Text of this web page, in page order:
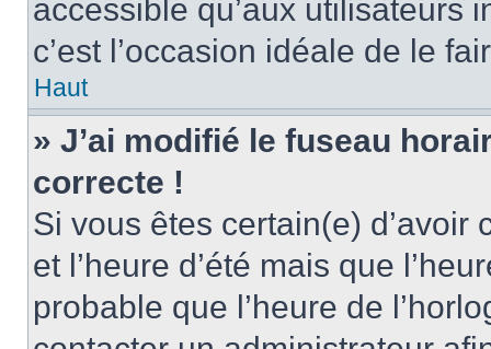
accessible qu’aux utilisateurs
c’est l’occasion idéale de le
Haut
» J’ai modifié le fuseau
correcte !
Si vous êtes certain(e)
et l’heure d’été mais que
probable que l’heure de